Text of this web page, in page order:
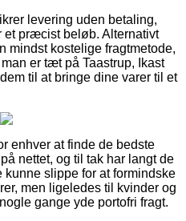
levering uden betaling,
et præcist beløb. Alternativt
mindst kostelige fragtmetode,
er tæt på Taastrup, Ikast
til at bringe dine varer til et
enhver at finde de bedste
nettet, og til tak har langt de
slippe for at formindske
men ligeledes til kvinder og
gange yde portofri fragt.